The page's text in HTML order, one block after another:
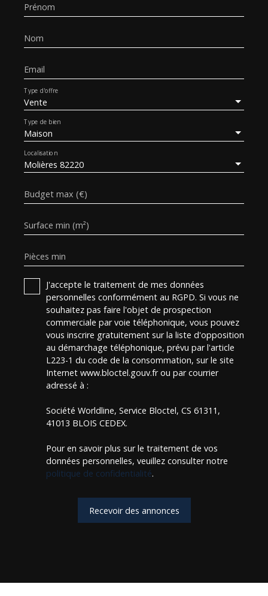
Prénom
Nom
Email
Vente
Type d'offre
Maison
Type de bien
Molières 82220
Localisation
Budget max (€)
Surface min (m²)
Pièces min
J'accepte le traitement de mes données
personnelles conformément au RGPD. Si vous ne
souhaitez pas faire l'objet de prospection
commerciale par voie téléphonique, vous pouvez
vous inscrire gratuitement sur la liste d'opposition
au démarchage téléphonique, prévu par l'article
L223-1 du code de la consommation, sur le site
Internet www.bloctel.gouv.fr ou par courrier
adressé à :
Société Worldline, Service Bloctel, CS 61311,
41013 BLOIS CEDEX.
Pour en savoir plus sur le traitement de vos
données personnelles, veuillez consulter notre
politique de confidentialité.
Recevoir des annonces